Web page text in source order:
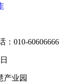
010-60606666
产业园